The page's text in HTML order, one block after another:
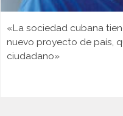
«La sociedad cubana
nuevo proyecto de país,
ciudadano»